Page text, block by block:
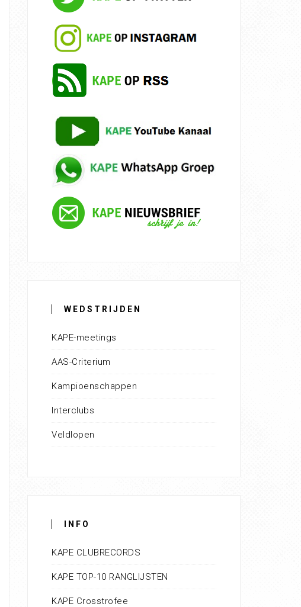
WEDSTRIJDEN
KAPE-meetings
AAS-Criterium
Kampioenschappen
Interclubs
Veldlopen
INFO
KAPE CLUBRECORDS
KAPE TOP-10 RANGLIJSTEN
KAPE Crosstrofee